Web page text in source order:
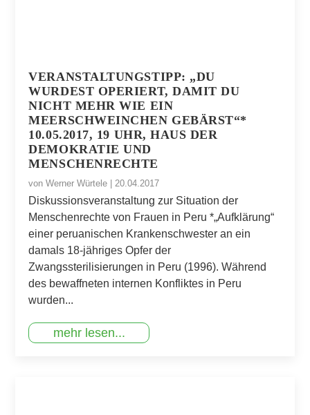
VERANSTALTUNGSTIPP: „DU
WURDEST OPERIERT, DAMIT DU
NICHT MEHR WIE EIN
MEERSCHWEINCHEN GEBÄRST“*
10.05.2017, 19 UHR, HAUS DER
DEMOKRATIE UND
MENSCHENRECHTE
vonWerner Würtele |20.04.2017
Diskussionsveranstaltung zur Situation der
Menschenrechte von Frauen in Peru *„Aufklärung“
einer peruanischen Krankenschwester an ein
damals 18-jähriges Opfer der
Zwangssterilisierungen in Peru (1996). Während
des bewaffneten internen Konfliktes in Peru
wurden...
mehr lesen...